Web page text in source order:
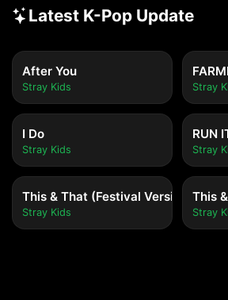
Latest K-Pop Update
After You
Stray Kids Stray
I Do
Stray Kids
RUN
Stray
This & That (Festival Version)
Stray Kids
This
Stray